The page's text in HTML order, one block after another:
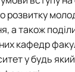
розвитку
а також
кафедр
у будь